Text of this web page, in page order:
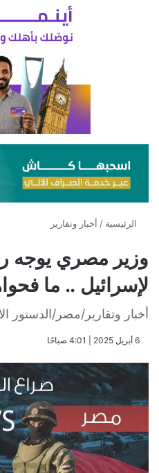
الرئيسية / أخبار وتقارير
وزير مصري يوجه
لإسرائيل .. ما
أخبار وتقارير/مصر/الدستور
​6 أبريل 2025 | 4:01 صباحًا